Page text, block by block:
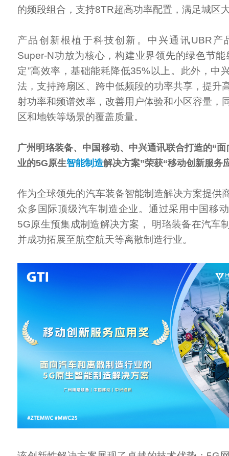
的频段组合，支持8TR超高功率配置，满足城区
产品创新根植于科技创新。中兴通讯UBR产
Super-N功放为核心，构建业界领先的绿色节能
定”高效率，基础能耗降低35%以上。此外，中
法，支持跨扇区、跨中低频段的功率共享，提升
射功率和频谱效率，改善用户体验和小区容量，
区和地铁等场景的覆盖质量。
广州明珞装备、中国移动、中兴通讯联合打造的“
业的5G原生智能制造解决方案”荣获“移动创新服务
作为全球领先的汽车装备智能制造解决方案提供
众多国际顶级汽车制造企业。通过采用中国移
5G原生预集成制造解决方案， 明珞装备在汽车
并成功拓展至航空航天等离散制造行业。